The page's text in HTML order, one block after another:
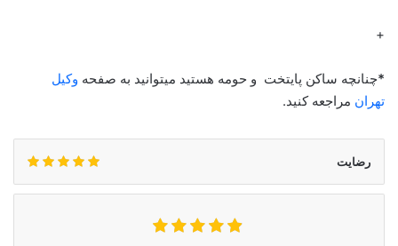
+
*چنانچه ساکن پایتخت و حومه هستید میتوانید به صفحه وکیل
تهران مراجعه کنید.
رضایت